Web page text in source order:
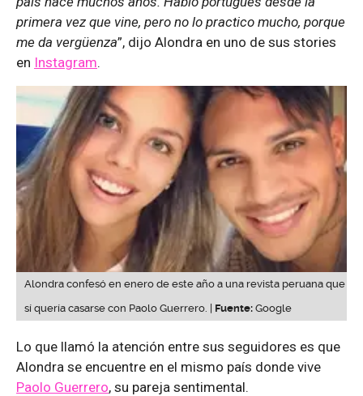
primera vez que vine, pero no lo practico mucho, porque
me da vergüenza”, dijo Alondra en uno de sus stories
en Instagram.
Alondra confesó en enero de este año a una revista peruana que
sí quería casarse con Paolo Guerrero. | Fuente: Google
Lo que llamó la atención entre sus seguidores es que
Alondra se encuentre en el mismo país donde vive
Paolo Guerrero, su pareja sentimental.